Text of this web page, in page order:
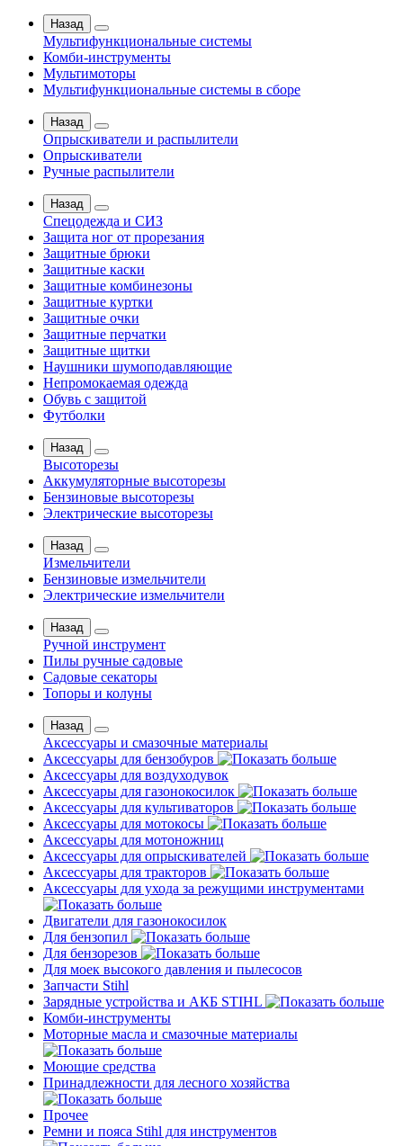
Назад
Мультифункциональные системы
Комби-инструменты
Мультимоторы
Мультифункциональные системы в сборе
Назад
Опрыскиватели и распылители
Опрыскиватели
Ручные распылители
Назад
Спецодежда и СИЗ
Защита ног от прорезания
Защитные брюки
Защитные каски
Защитные комбинезоны
Защитные куртки
Защитные очки
Защитные перчатки
Защитные щитки
Наушники шумоподавляющие
Непромокаемая одежда
Обувь с защитой
Футболки
Назад
Высоторезы
Аккумуляторные высоторезы
Бензиновые высоторезы
Электрические высоторезы
Назад
Измельчители
Бензиновые измельчители
Электрические измельчители
Назад
Ручной инструмент
Пилы ручные садовые
Садовые секаторы
Топоры и колуны
Назад
Аксессуары и смазочные материалы
Аксессуары для бензобуров
Аксессуары для воздуходувок
Аксессуары для газонокосилок
Аксессуары для культиваторов
Аксессуары для мотокосы
Аксессуары для мотоножниц
Аксессуары для опрыскивателей
Аксессуары для тракторов
Аксессуары для ухода за режущими инструментами
Двигатели для газонокосилок
Для бензопил
Для бензорезов
Для моек высокого давления и пылесосов
Запчасти Stihl
Зарядные устройства и АКБ STIHL
Комби-инструменты
Моторные масла и смазочные материалы
Моющие средства
Принадлежности для лесного хозяйства
Прочее
Ремни и пояса Stihl для инструментов